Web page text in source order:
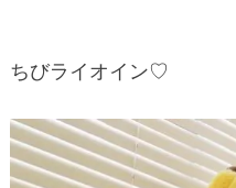
ちびライオイン♡